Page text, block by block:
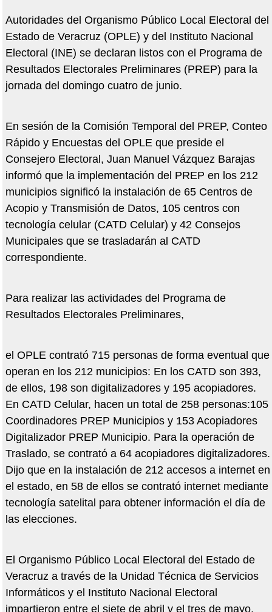
Autoridades del Organismo Público Local Electoral del
Estado de Veracruz (OPLE) y del Instituto Nacional
Electoral (INE) se declaran listos con el Programa de
Resultados Electorales Preliminares (PREP) para la
jornada del domingo cuatro de junio.
En sesión de la Comisión Temporal del PREP, Conteo
Rápido y Encuestas del OPLE que preside el
Consejero Electoral, Juan Manuel Vázquez Barajas
informó que la implementación del PREP en los 212
municipios significó la instalación de 65 Centros de
Acopio y Transmisión de Datos, 105 centros con
tecnología celular (CATD Celular) y 42 Consejos
Municipales que se trasladarán al CATD
correspondiente.
Para realizar las actividades del Programa de
Resultados Electorales Preliminares,
el OPLE contrató 715 personas de forma eventual que
operan en los 212 municipios: En los CATD son 393,
de ellos, 198 son digitalizadores y 195 acopiadores.
En CATD Celular, hacen un total de 258 personas:105
Coordinadores PREP Municipios y 153 Acopiadores
Digitalizador PREP Municipio. Para la operación de
Traslado, se contrató a 64 acopiadores digitalizadores.
Dijo que en la instalación de 212 accesos a internet en
el estado, en 58 de ellos se contrató internet mediante
tecnología satelital para obtener información el día de
las elecciones.
El Organismo Público Local Electoral del Estado de
Veracruz a través de la Unidad Técnica de Servicios
Informáticos y el Instituto Nacional Electoral
impartieron entre el siete de abril y el tres de mayo,